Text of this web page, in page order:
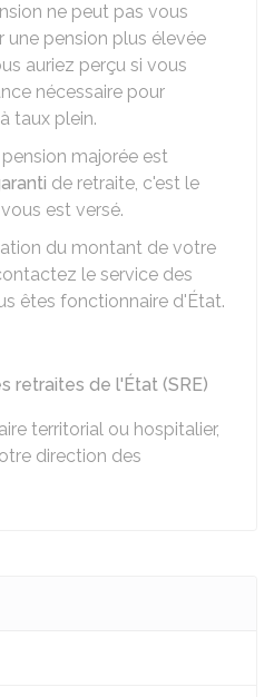
ne peut pas vous
pension plus élevée
auriez perçu si vous
nécessaire pour
taux plein.
majorée est
de retraite, c'est le
est versé.
du montant de votre
le service des
êtes fonctionnaire d'État.
retraites de l'État (SRE)
territorial ou hospitalier,
direction des